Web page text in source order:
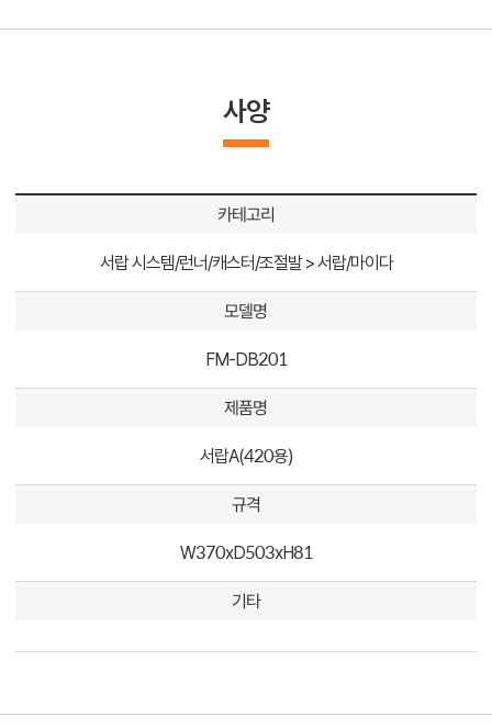
사양
카테고리
서랍 시스템/런너/캐스터/조절발 > 서랍/마이다
모델명
FM-DB201
제품명
서랍A(420용)
규격
W370xD503xH81
기타